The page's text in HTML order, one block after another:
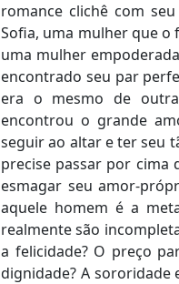
romance clichê com
Sofia, uma mulher que o
uma mulher
encontrado seu par
era o mesmo de
encontrou o grande
seguir ao altar e ter seu
precise passar por cima
esmagar seu amor-
aquele homem é a
realmente são
a felicidade? O preço
dignidade? A sororidade